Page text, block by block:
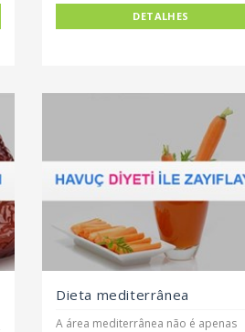
DETALHES
Dieta mediterrânea
A área mediterrânea não é apenas